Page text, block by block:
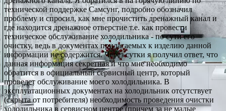
технической поддержке Самсунг, подробно обозначил
проблему и спросил, как мне прочистить дренажный канал и
где находится дренажное отверстие т.е. как провести
техническое обслуживание холодильника - по сути его
очистку, ведь в документах прилагаемых к изделию данной
информации не содержится. Через сутки я получил ответ, что
данная информация секретная и что мне необходимо
обратится в официальный сервисный центр, который
проведет обслуживание моего холодильника. В
эксплуатационных документах на холодильник отсутствует
(скрыта от потребителя) необходимость проведения очистки
холодильника в сервисном центре (причем за не малые